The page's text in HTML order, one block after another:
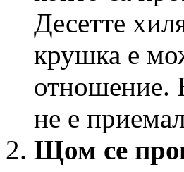
Десетте
крушка е
отношение.
не е
Щом се